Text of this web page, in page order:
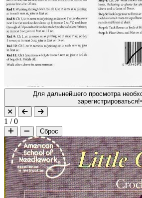
Для дальнейшего просмотра необходимо войти или
зарегистрироваться!
1 /0
Сброс